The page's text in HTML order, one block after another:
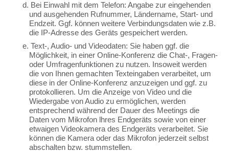
d. Bei Einwahl mit dem Telefon: Angabe zur eingehenden
und ausgehenden Rufnummer, Ländername, Start- und
Endzeit. Ggf. können weitere Verbindungsdaten wie z.B.
die IP-Adresse des Geräts gespeichert werden.
e. Text-, Audio- und Videodaten: Sie haben ggf. die
Möglichkeit, in einer Online-Konferenz die Chat-, Fragen-
oder Umfragenfunktionen zu nutzen. Insoweit werden
die von Ihnen gemachten Texteingaben verarbeitet, um
diese in der Online-Konferenz anzuzeigen und ggf. zu
protokollieren. Um die Anzeige von Video und die
Wiedergabe von Audio zu ermöglichen, werden
entsprechend während der Dauer des Meetings die
Daten vom Mikrofon lhres Endgeräts sowie von einer
etwaigen Videokamera des Endgeräts verarbeitet. Sie
können die Kamera oder das Mikrofon jederzeit selbst
abschalten bzw. stummstellen.